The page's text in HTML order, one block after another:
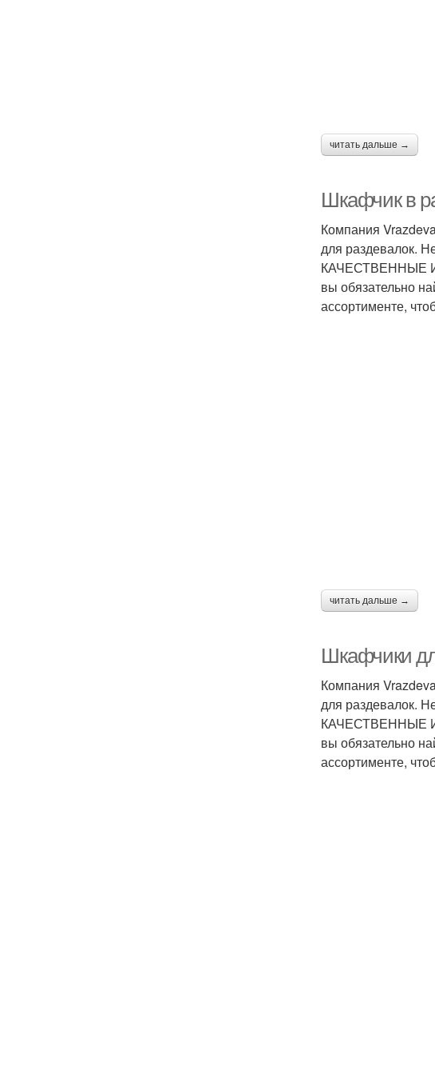
читать дальше →
Шкафчик в
Компания
для раздевалок.
КАЧЕСТВЕННЫЕ И
вы обязательно
ассортименте,
читать дальше →
Шкафчики
Компания
для раздевалок.
КАЧЕСТВЕННЫЕ И
вы обязательно
ассортименте,